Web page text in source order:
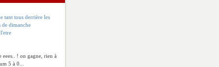
tant tous derrière les
de dimanche
eees.. ! on gagne, rien à
5 à 0...